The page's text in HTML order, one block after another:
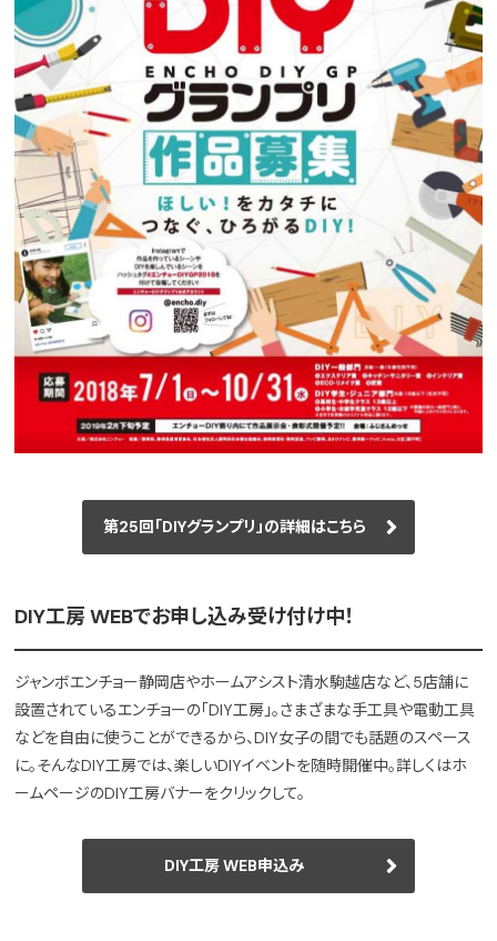
第25回「DIYグランプリ」の詳細はこちら
DIY工房 WEBでお申し込み受け付け中！
ジャンボエンチョー静岡店やホームアシスト清水駒越店など、5店舗に
設置されているエンチョーの「DIY工房」。さまざまな手工具や電動工具
などを自由に使うことができるから、DIY女子の間でも話題のスペース
に。そんなDIY工房では、楽しいDIYイベントを随時開催中。詳しくはホ
ームページのDIY工房バナーをクリックして。
DIY工房 WEB申込み